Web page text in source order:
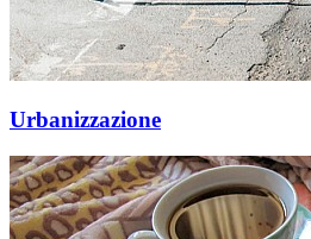
Urbanizzazione